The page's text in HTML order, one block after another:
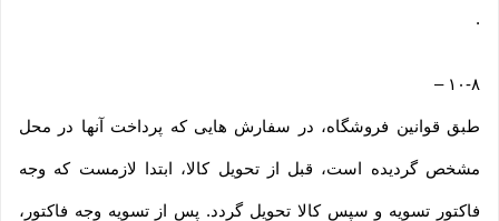
.
۱۰-۸ –
طبق قوانین فروشگاه، در سفارش هایی که پرداخت آنها در محل
مشخص گردیده است، قبل از تحویل کالا، ابتدا لازمست که وجه
فاکتور تسویه و سپس کالا تحویل گردد. پس از تسویه وجه فاکتور،